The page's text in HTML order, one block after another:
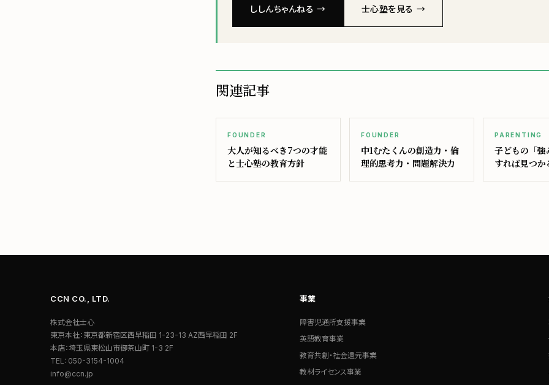
ししんちゃんねる → 士心塾を見る →
関連記事
FOUNDER
大人が知るべき7つの才能
と士心塾の教育方針
FOUNDER
中1むたくんの創造力・倫
理的思考力・問題解決力
PARENTING
子どもの「強
すれば見つか
CCN CO., LTD.
株式会社士心
東京本社：東京都新宿区西早稲田 1-23-13 AZ西早稲田 2F
本店：埼玉県東松山市御茶山町 1-3 2F
TEL: 050-3154-1004
info@ccn.jp
事業
障害児通所支援事業
英語教育事業
教育共創・社会還元事業
教材ライセンス事業